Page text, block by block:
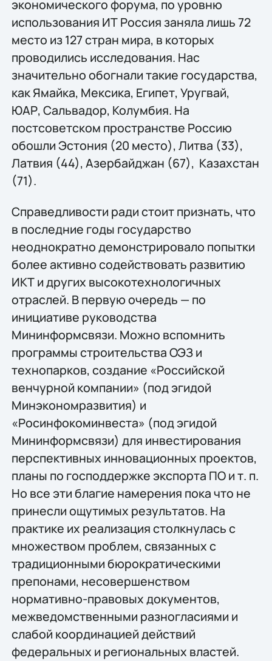
экономического форума, по уровню
использования ИТ Россия заняла лишь 72
место из 127 стран мира, в которых
проводились исследования. Нас
значительно обогнали такие государства,
как Ямайка, Мексика, Египет, Уругвай,
ЮАР, Сальвадор, Колумбия. На
постсоветском пространстве Россию
обошли Эстония (20 место), Литва (33),
Латвия (44), Азербайджан (67), Казахстан
(71).
Справедливости ради стоит признать, что
в последние годы государство
неоднократно демонстрировало попытки
более активно содействовать развитию
ИКТ и других высокотехнологичных
отраслей. В первую очередь — по
инициативе руководства
Мининформсвязи. Можно вспомнить
программы строительства ОЭЗ и
технопарков, создание «Российской
венчурной компании» (под эгидой
Минэкономразвития) и
«Росинфокоминвеста» (под эгидой
Мининформсвязи) для инвестирования
перспективных инновационных проектов,
планы по господдержке экспорта ПО и т. п.
Но все эти благие намерения пока что не
принесли ощутимых результатов. На
практике их реализация столкнулась с
множеством проблем, связанных с
традиционными бюрократическими
препонами, несовершенством
нормативно-правовых документов,
межведомственными разногласиями и
слабой координацией действий
федеральных и региональных властей.